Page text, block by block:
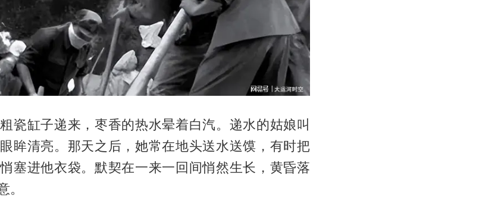
瓷缸子递来，枣香的热水晕着白汽。递水的姑娘叫
眸清亮。那天之后，她常在地头送水送馍，有时把
塞进他衣袋。默契在一来一回间悄然生长，黄昏落
。